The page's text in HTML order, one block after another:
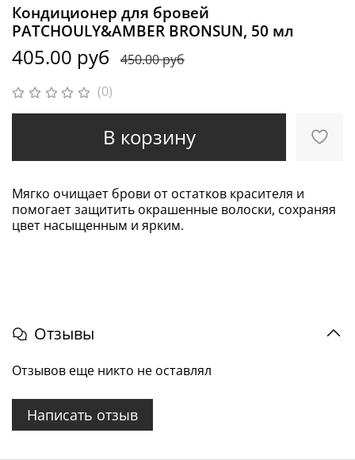
(0)
Кондиционер для бровей
PATCHOULY&AMBER BRONSUN, 50 мл
405.00 руб 450.00 руб
В корзину
Мягко очищает брови от остатков красителя и
помогает защитить окрашенные волоски, сохраняя
цвет насыщенным и ярким.
Отзывы
Отзывов еще никто не оставлял
Написать отзыв